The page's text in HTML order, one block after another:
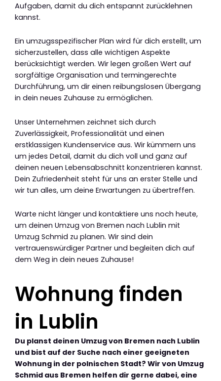
Aufgaben, damit du dich entspannt zurücklehnen
kannst.
Ein umzugsspezifischer Plan wird für dich erstellt, um
sicherzustellen, dass alle wichtigen Aspekte
berücksichtigt werden. Wir legen großen Wert auf
sorgfältige Organisation und termingerechte
Durchführung, um dir einen reibungslosen Übergang
in dein neues Zuhause zu ermöglichen.
Unser Unternehmen zeichnet sich durch
Zuverlässigkeit, Professionalität und einen
erstklassigen Kundenservice aus. Wir kümmern uns
um jedes Detail, damit du dich voll und ganz auf
deinen neuen Lebensabschnitt konzentrieren kannst.
Dein Zufriedenheit steht für uns an erster Stelle und
wir tun alles, um deine Erwartungen zu übertreffen.
Warte nicht länger und kontaktiere uns noch heute,
um deinen Umzug von Bremen nach Lublin mit
Umzug Schmid zu planen. Wir sind dein
vertrauenswürdiger Partner und begleiten dich auf
dem Weg in dein neues Zuhause!
Wohnung finden
in Lublin
Du planst deinen Umzug von Bremen nach Lublin
und bist auf der Suche nach einer geeigneten
Wohnung in der polnischen Stadt? Wir von Umzug
Schmid aus Bremen helfen dir gerne dabei, eine